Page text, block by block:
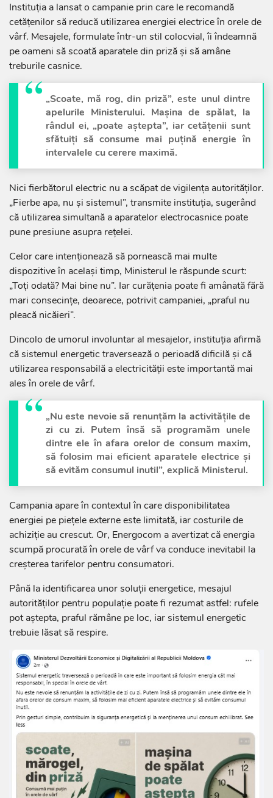
Instituția a lansat o campanie prin care le recomandă
cetățenilor să reducă utilizarea energiei electrice în orele de
vârf. Mesajele, formulate într-un stil colocvial, îi îndeamnă
pe oameni să scoată aparatele din priză și să amâne
treburile casnice.
„Scoate, mă rog, din priză”, este unul dintre
apelurile Ministerului. Mașina de spălat, la
rândul ei, „poate aștepta”, iar cetățenii sunt
sfătuiți să consume mai puțină energie în
intervalele cu cerere maximă.
Nici fierbătorul electric nu a scăpat de vigilența autorităților.
„Fierbe apa, nu și sistemul”, transmite instituția, sugerând
că utilizarea simultană a aparatelor electrocasnice poate
pune presiune asupra rețelei.
Celor care intenționează să pornească mai multe
dispozitive în același timp, Ministerul le răspunde scurt:
„Toți odată? Mai bine nu”. Iar curățenia poate fi amânată fără
mari consecințe, deoarece, potrivit campaniei, „praful nu
pleacă nicăieri”.
Dincolo de umorul involuntar al mesajelor, instituția afirmă
că sistemul energetic traversează o perioadă dificilă și că
utilizarea responsabilă a electricității este importantă mai
ales în orele de vârf.
„Nu este nevoie să renunțăm la activitățile de
zi cu zi. Putem însă să programăm unele
dintre ele în afara orelor de consum maxim,
să folosim mai eficient aparatele electrice și
să evităm consumul inutil”, explică Ministerul.
Campania apare în contextul în care disponibilitatea
energiei pe piețele externe este limitată, iar costurile de
achiziție au crescut. Or, Energocom a avertizat că energia
scumpă procurată în orele de vârf va conduce inevitabil la
creșterea tarifelor pentru consumatori.
Până la identificarea unor soluții energetice, mesajul
autorităților pentru populație poate fi rezumat astfel: rufele
pot aștepta, praful rămâne pe loc, iar sistemul energetic
trebuie lăsat să respire.